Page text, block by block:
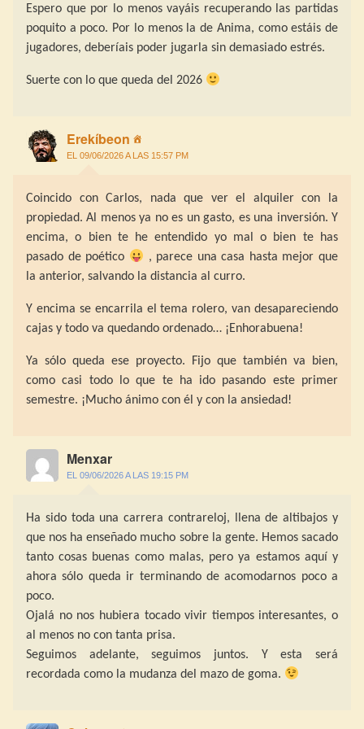
Espero que por lo menos vayáis recuperando las partidas
poquito a poco. Por lo menos la de Anima, como estáis de
jugadores, deberíais poder jugarla sin demasiado estrés.
Suerte con lo que queda del 2026
Erekíbeon
EL 09/06/2026 A LAS 15:57 PM
Coincido con Carlos, nada que ver el alquiler con la
propiedad. Al menos ya no es un gasto, es una inversión. Y
encima, o bien te he entendido yo mal o bien te has
pasado de poético
, parece una casa hasta mejor que
la anterior, salvando la distancia al curro.
Y encima se encarrila el tema rolero, van desapareciendo
cajas y todo va quedando ordenado… ¡Enhorabuena!
Ya sólo queda ese proyecto. Fijo que también va bien,
como casi todo lo que te ha ido pasando este primer
semestre. ¡Mucho ánimo con él y con la ansiedad!
Menxar
EL 09/06/2026 A LAS 19:15 PM
Ha sido toda una carrera contrareloj, llena de altibajos y
que nos ha enseñado mucho sobre la gente. Hemos sacado
tanto cosas buenas como malas, pero ya estamos aquí y
ahora sólo queda ir terminando de acomodarnos poco a
poco.
Ojalá no nos hubiera tocado vivir tiempos interesantes, o
al menos no con tanta prisa.
Seguimos adelante, seguimos juntos. Y esta será
recordada como la mudanza del mazo de goma.